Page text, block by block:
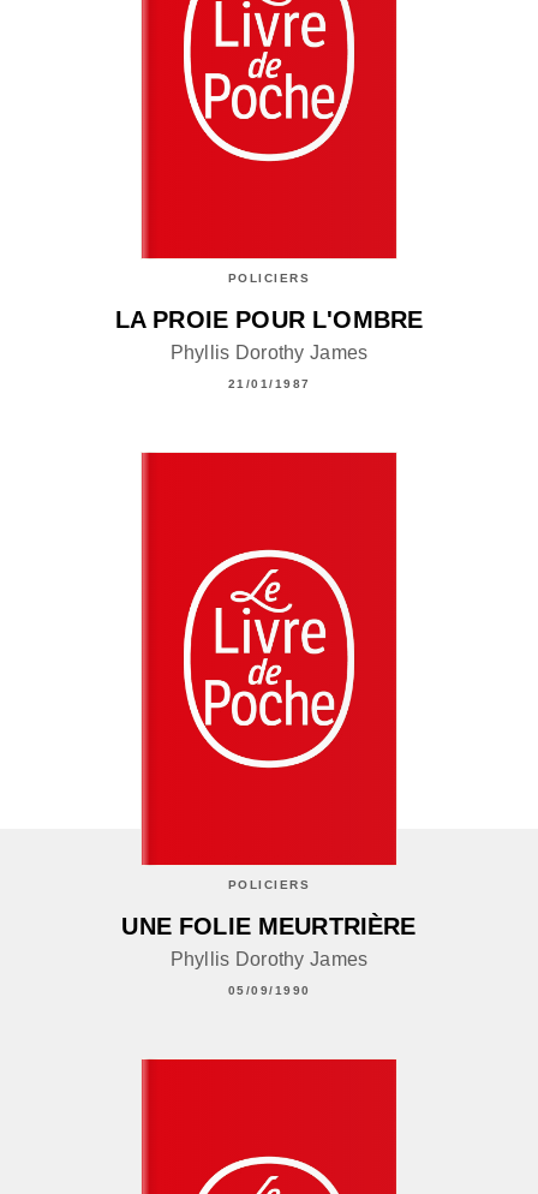
POLICIERS
LA PROIE POUR L'OMBRE
Phyllis Dorothy James
21/01/1987
POLICIERS
UNE FOLIE MEURTRIÈRE
Phyllis Dorothy James
05/09/1990